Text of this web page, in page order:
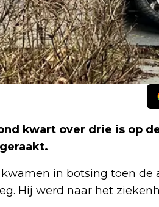
kwart over drie is op
in botsing toen de
Hij werd naar het